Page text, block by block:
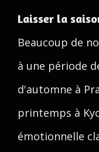
Laisser la
Beaucoup de
à une période
d'automne à
printemps à
émotionnelle